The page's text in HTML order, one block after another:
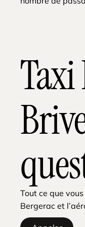
Tout ce que
Bergerac et